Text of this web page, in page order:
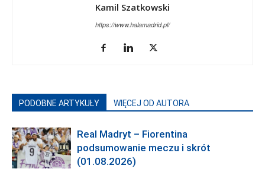
Kamil Szatkowski
https://www.halamadrid.pl/
PODOBNE ARTYKUŁY WIĘCEJ OD AUTORA
Real Madryt – Fiorentina
podsumowanie meczu i skrót
(01.08.2026)